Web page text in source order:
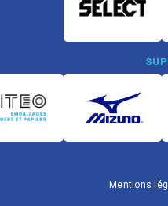
Mentions